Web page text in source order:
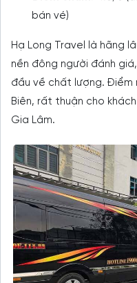
bán vé)
Hạ Long Travel là hãng
nền đông người đánh
đầu về chất lượng. Điểm
Biên, rất thuận cho
Gia Lâm.